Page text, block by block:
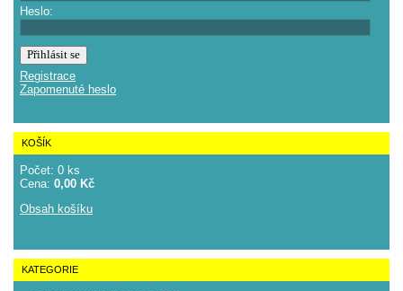
Heslo:
Registrace
Zapomenuté heslo
KOŠÍK
Počet: 0 ks
Cena: 0,00 Kč
Obsah košíku
KATEGORIE